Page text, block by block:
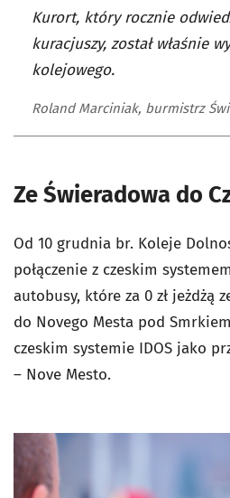
Kurort, który rocznie
kuracjuszy, został właśnie
kolejowego.
Roland Marciniak, burmistrz
Ze Świeradowa do
Od 10 grudnia br. Koleje
połączenie z czeskim
autobusy, które za 0 zł jeżdżą
do Novego Mesta pod
czeskim systemie IDOS jako
– Nove Mesto.